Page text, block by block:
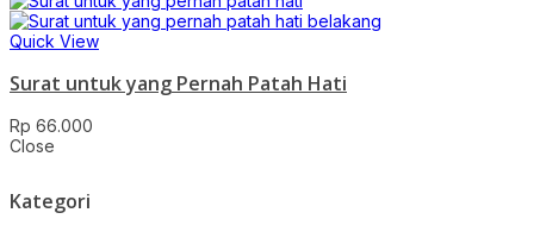
Quick View
Surat untuk yang Pernah Patah Hati
Rp 66.000
Close
Kategori